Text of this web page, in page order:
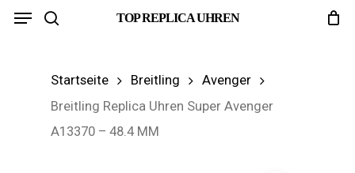
Skip
TOP REPLICA UHREN
Menu
Startseite Breitling
Avenger
Breitling Replica Uhren Super Avenger
A13370 – 48.4 MM